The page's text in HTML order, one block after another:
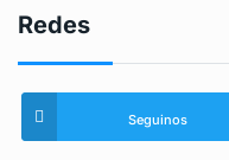
Redes
Seguinos